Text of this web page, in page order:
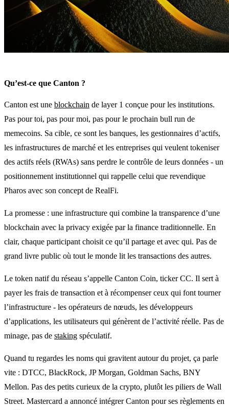
Qu’est-ce que Canton ?
Canton est une blockchain de layer 1 conçue pour les institutions.
Pas pour toi, pas pour moi, pas pour le prochain bull run de
memecoins. Sa cible, ce sont les banques, les gestionnaires d’actifs,
les infrastructures de marché et les entreprises qui veulent tokeniser
des actifs réels (RWAs) sans perdre le contrôle de leurs données - un
positionnement institutionnel qui rappelle celui que revendique
Pharos avec son concept de RealFi.
La promesse : une infrastructure qui combine la transparence d’une
blockchain avec la privacy exigée par la finance traditionnelle. En
clair, chaque participant choisit ce qu’il partage et avec qui. Pas de
grand livre public où tout le monde lit les transactions des autres.
Le token natif du réseau s’appelle Canton Coin, ticker CC. Il sert à
payer les frais de transaction et à récompenser ceux qui font tourner
l’infrastructure - les opérateurs de nœuds, les développeurs
d’applications, les utilisateurs qui génèrent de l’activité réelle. Pas de
minage, pas de staking spéculatif.
Quand tu regardes les noms qui gravitent autour du projet, ça parle
vite : DTCC, BlackRock, JP Morgan, Goldman Sachs, BNY
Mellon. Pas des petits curieux de la crypto, plutôt les piliers de Wall
Street. Mastercard a annoncé intégrer Canton pour ses règlements en